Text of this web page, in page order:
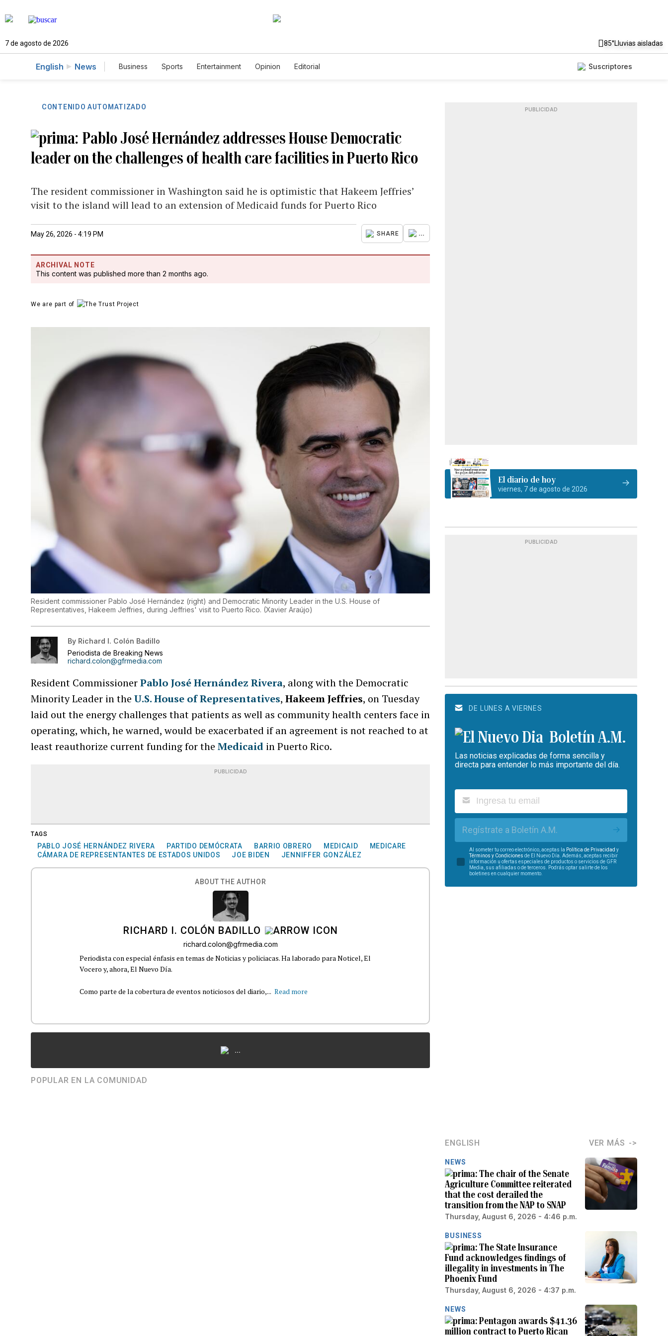
7 de agosto de 2026 85°Lluvias aisladas
English News Business Sports Entertainment Opinion Editorial Suscriptores
CONTENIDO AUTOMATIZADO
Pablo José Hernández addresses House Democratic
leader on the challenges of health care facilities in Puerto Rico
The resident commissioner in Washington said he is optimistic that Hakeem Jeffries’
visit to the island will lead to an extension of Medicaid funds for Puerto Rico
May 26, 2026 - 4:19 PM SHARE ...
ARCHIVAL NOTE
This content was published more than 2 months ago.
We are part of
Resident commissioner Pablo José Hernández (right) and Democratic Minority Leader in the U.S. House of
Representatives, Hakeem Jeffries, during Jeffries' visit to Puerto Rico. (Xavier Araújo)
By Richard I. Colón Badillo
Periodista de Breaking News
richard.colon@gfrmedia.com
Resident CommissionerPablo José Hernández Rivera, along with the Democratic
Minority Leader in theU.S. House of Representatives,Hakeem Jeffries, on Tuesday
laid out the energy challenges that patients as well as community health centers face in
operating, which, he warned, would be exacerbated if an agreement is not reached to at
least reauthorize current funding for theMedicaid in Puerto Rico.
PUBLICIDAD
TAGS
PABLO JOSÉ HERNÁNDEZ RIVERA PARTIDO DEMÓCRATA BARRIO OBRERO MEDICAID
MEDICARE
CÁMARA DE REPRESENTANTES DE ESTADOS UNIDOS
JOE BIDEN JENNIFFER GONZÁLEZ
ABOUT THE AUTHOR
RICHARD I. COLÓN BADILLO
richard.colon@gfrmedia.com
Periodista con especial énfasis en temas de Noticias y policiacas. Ha laborado para Noticel, El
Vocero y, ahora, El Nuevo Día.
Como parte de la cobertura de eventos noticiosos del diario,... Read more
...
POPULAR EN LA COMUNIDAD
PUBLICIDAD
El diario de hoy
viernes, 7 de agosto de 2026
PUBLICIDAD
DE LUNES A VIERNES
Boletín A.M.
Las noticias explicadas de forma sencilla y
directa para entender lo más importante del día.
Regístrate a Boletín A.M.
Al someter tu correo electrónico, aceptas la Política de Privacidad y
Términos y Condiciones de El Nuevo Día. Además, aceptas recibir
información u ofertas especiales de productos o servicios de GFR
Media, sus afiliadas o de terceros. Podrás optar salirte de los
boletines en cualquier momento.
ENGLISH VER MÁS
NEWS
The chair of the Senate
Agriculture Committee reiterated
that the cost derailed the
transition from the NAP to SNAP
Thursday, August 6, 2026 - 4:46 p.m.
BUSINESS
The State Insurance
Fund acknowledges findings of
illegality in investments in The
Phoenix Fund
Thursday, August 6, 2026 - 4:37 p.m.
NEWS
Pentagon awards $41.36
million contract to Puerto Rican